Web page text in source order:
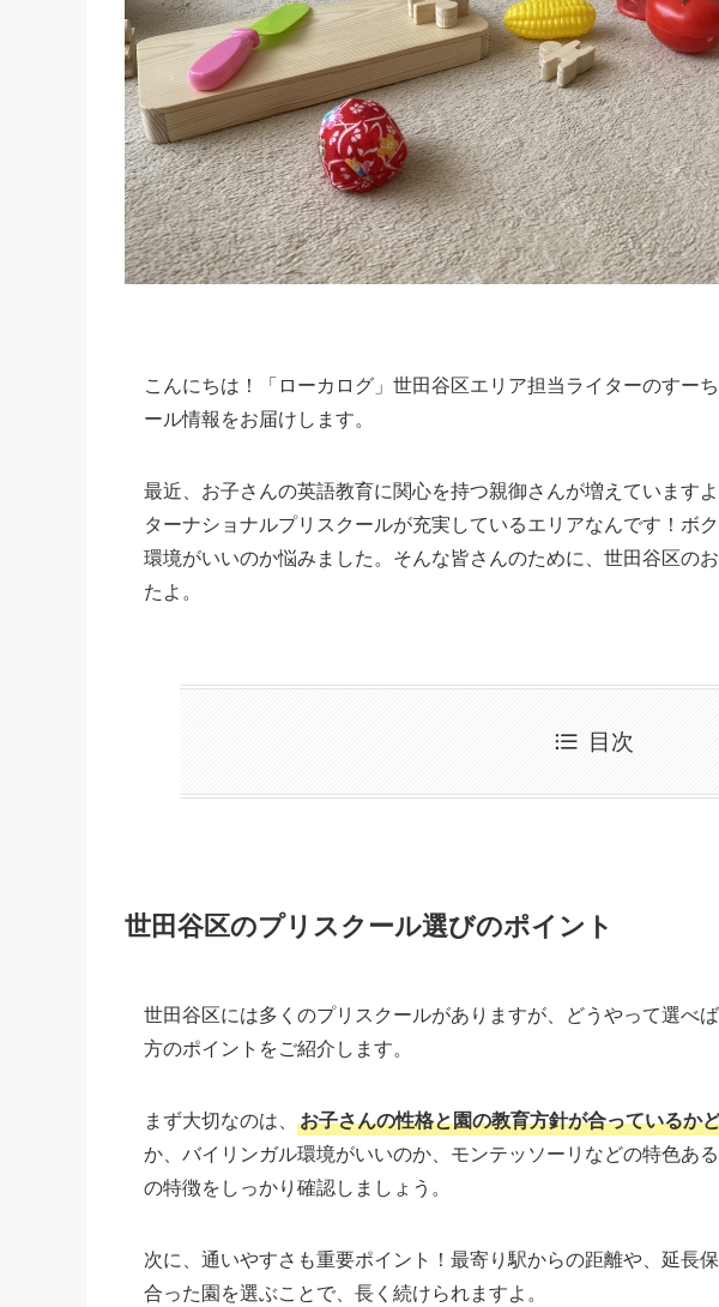
こんにちは！「ローカログ」世田谷区エリア担当ライターのすー
ール情報をお届けします。
最近、お子さんの英語教育に関心を持つ親御さんが増えています
ターナショナルプリスクールが充実しているエリアなんです！ボ
環境がいいのか悩みました。そんな皆さんのために、世田谷区の
たよ。
目次
世田谷区のプリスクール選びのポイント
世田谷区には多くのプリスクールがありますが、どうやって選べ
方のポイントをご紹介します。
まず大切なのは、 お子さんの性格と園の教育方針が合っているか
か、バイリンガル環境がいいのか、モンテッソーリなどの特色あ
の特徴をしっかり確認しましょう。
次に、通いやすさも重要ポイント！最寄り駅からの距離や、延長
合った園を選ぶことで、長く続けられますよ。